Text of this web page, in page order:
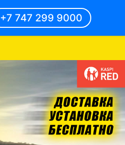
+7 747 299 9000